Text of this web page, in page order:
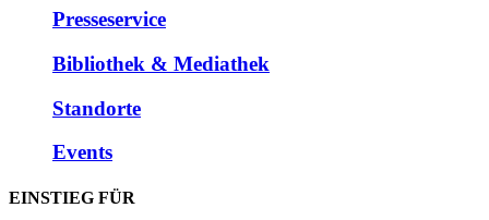
Presseservice
Bibliothek & Mediathek
Standorte
Events
EINSTIEG FÜR